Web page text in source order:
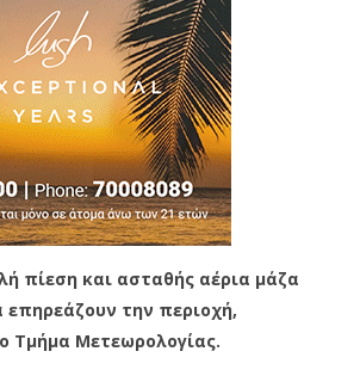
πίεση και ασταθής αέρια μάζα
επηρεάζουν την περιοχή,
Τμήμα Μετεωρολογίας.